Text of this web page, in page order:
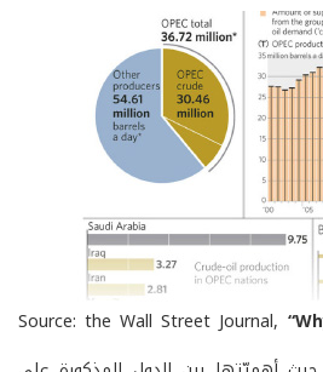
Source: the Wall Street Journal, “